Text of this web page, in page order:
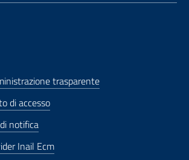
trasparente
di accesso
notifica
Inail Ecm